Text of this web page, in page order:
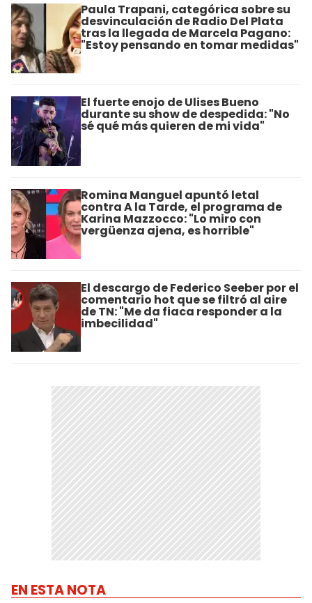
Paula Trapani, categórica sobre su
desvinculación de Radio Del Plata
tras la llegada de Marcela Pagano:
"Estoy pensando en tomar medidas"
El fuerte enojo de Ulises Bueno
durante su show de despedida: "No
sé qué más quieren de mi vida"
Romina Manguel apuntó letal
contra A la Tarde, el programa de
Karina Mazzocco: "Lo miro con
vergüenza ajena, es horrible"
El descargo de Federico Seeber por el
comentario hot que se filtró al aire
de TN: "Me da fiaca responder a la
imbecilidad"
EN ESTA NOTA